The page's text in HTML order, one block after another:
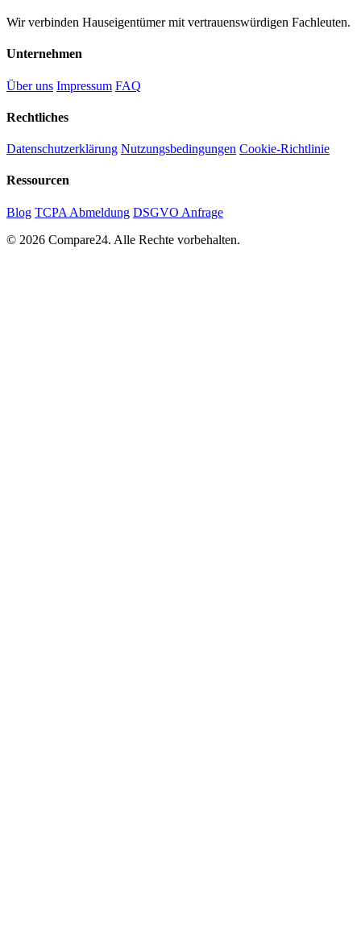
Wir verbinden Hauseigentümer mit vertrauenswürdigen Fachleuten.
Unternehmen
Über uns Impressum FAQ
Rechtliches
Datenschutzerklärung Nutzungsbedingungen Cookie-Richtlinie
Ressourcen
Blog TCPA Abmeldung DSGVO Anfrage
© 2026 Compare24. Alle Rechte vorbehalten.